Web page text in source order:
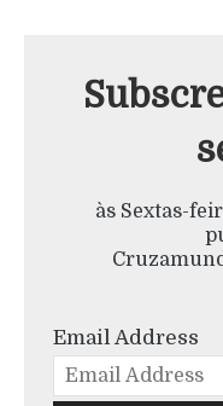
às Sextas-
Email Address